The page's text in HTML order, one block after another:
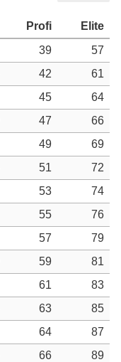
Profi
Elite
39
57
42
61
45
64
47
66
49
69
51
72
53
74
55
76
57
79
59
81
61
83
63
85
64
87
66
89